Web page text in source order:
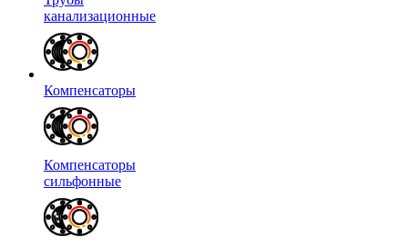
канализационные
Компенсаторы
Компенсаторы
сильфонные